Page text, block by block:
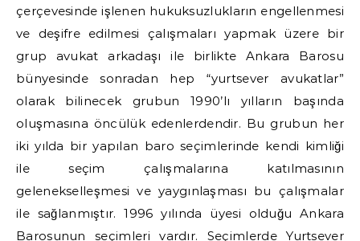
çerçevesinde işlenen hukuksuzlukların engellenmesi
ve deşifre edilmesi çalışmaları yapmak üzere bir
grup avukat arkadaşı ile birlikte Ankara Barosu
bünyesinde sonradan hep “yurtsever avukatlar”
olarak bilinecek grubun 1990’lı yılların başında
oluşmasına öncülük edenlerdendir. Bu grubun her
iki yılda bir yapılan baro seçimlerinde kendi kimliği
ile seçim çalışmalarına katılmasının
gelenekselleşmesi ve yaygınlaşması bu çalışmalar
ile sağlanmıştır. 1996 yılında üyesi olduğu Ankara
Barosunun seçimleri vardır. Seçimlerde Yurtsever